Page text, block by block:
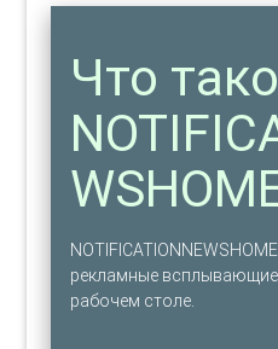
Что
рекламные
рабочем столе.